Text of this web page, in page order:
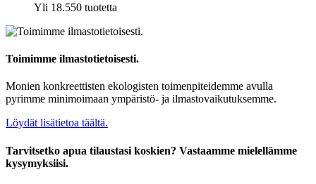
Yli 18.550 tuotetta
Toimimme ilmastotietoisesti.
Monien konkreettisten ekologisten toimenpiteidemme avulla
pyrimme minimoimaan ympäristö- ja ilmastovaikutuksemme.
Löydät lisätietoa täältä.
Tarvitsetko apua tilaustasi koskien? Vastaamme mielellämme
kysymyksiisi.